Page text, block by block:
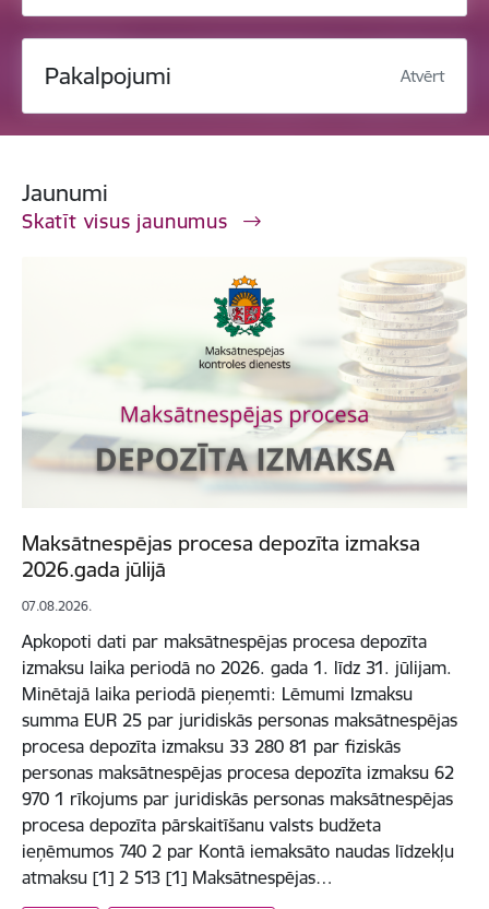
Pakalpojumi Atvērt
Jaunumi
Skatīt visus jaunumus
Maksātnespējas procesa depozīta izmaksa
2026.gada jūlijā
07.08.2026.
Apkopoti dati par maksātnespējas procesa depozīta
izmaksu laika periodā no 2026. gada 1. līdz 31. jūlijam.
Minētajā laika periodā pieņemti: Lēmumi Izmaksu
summa EUR 25 par juridiskās personas maksātnespējas
procesa depozīta izmaksu 33 280 81 par fiziskās
personas maksātnespējas procesa depozīta izmaksu 62
970 1 rīkojums par juridiskās personas maksātnespējas
procesa depozīta pārskaitīšanu valsts budžeta
ieņēmumos 740 2 par Kontā iemaksāto naudas līdzekļu
atmaksu [1] 2 513 [1] Maksātnespējas…